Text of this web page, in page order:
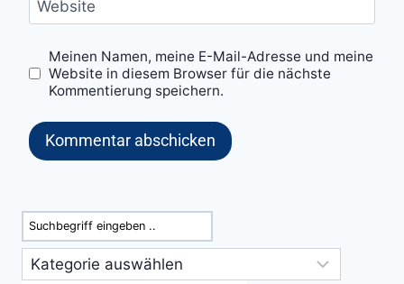
Website
Meinen Namen, meine E-Mail-Adresse und meine
Website in diesem Browser für die nächste
Kommentierung speichern.
Suchen
Kategorien